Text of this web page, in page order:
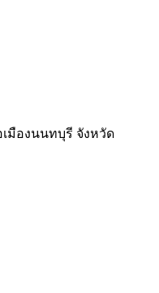
มืองนนทบุรี จังหวัด